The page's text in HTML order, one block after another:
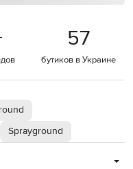
57
бутиков в Украине
Sprayground